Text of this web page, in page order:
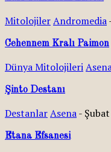
MitolojilerAndromedia
Cehennem Kralı Paimon
Dünya Mitolojileri
Şinto Destanı
DestanlarAsena-
Etana Efsanesi